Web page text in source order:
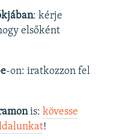
: kérje
elsőként
-on: iratkozzon fel
is: kövesse
! ​